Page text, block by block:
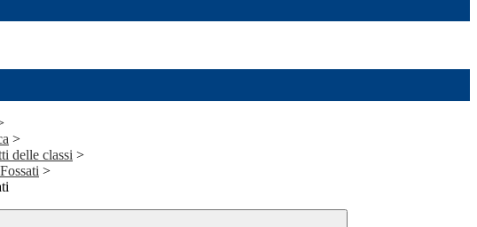
>
delle classi >
>